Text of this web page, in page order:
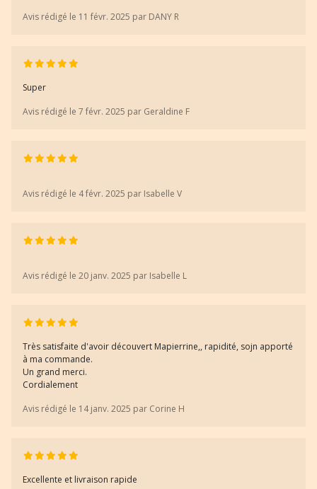
Avis rédigé le 11 févr. 2025 par DANY R
Super
Avis rédigé le 7 févr. 2025 par Geraldine F
Avis rédigé le 4 févr. 2025 par Isabelle V
Avis rédigé le 20 janv. 2025 par Isabelle L
Très satisfaite d'avoir découvert Mapierrine,, rapidité, sojn apporté
à ma commande.
Un grand merci.
Cordialement
Avis rédigé le 14 janv. 2025 par Corine H
Excellente et livraison rapide